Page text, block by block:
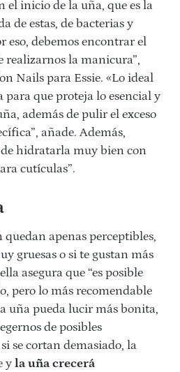
el inicio de la uña, que es la
de estas, de bacterias y
eso, debemos encontrar el
realizarnos la manicura”,
Nails para Essie. «Lo ideal
para que proteja lo esencial y
además de pulir el exceso
añade. Además,
de hidratarla muy bien con
cutículas”.
apenas perceptibles,
gruesas o si te gustan más
asegura que “es posible
pero lo más recomendable
uña pueda lucir más bonita,
de posibles
se cortan demasiado, la
y la uña crecerá